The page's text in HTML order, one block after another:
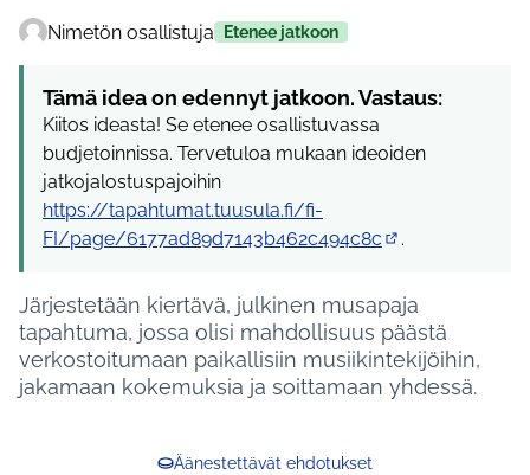
Nimetön osallistuja Etenee jatkoon
Tämä idea on edennyt jatkoon. Vastaus:
Kiitos ideasta! Se etenee osallistuvassa
budjetoinnissa. Tervetuloa mukaan ideoiden
jatkojalostuspajoihin
https://tapahtumat.tuusula.fi/fi-
FI/page/6177ad89d7143b462c494c8c
.
Järjestetään kiertävä, julkinen musapaja
tapahtuma, jossa olisi mahdollisuus päästä
verkostoitumaan paikallisiin musiikintekijöihin,
jakamaan kokemuksia ja soittamaan yhdessä.
Äänestettävät ehdotukset